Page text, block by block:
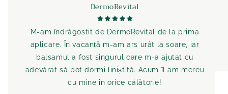
DermoRevital
M-am îndrăgostit de DermoRevital de la prima
aplicare. În vacanță m-am ars urât la soare, iar
balsamul a fost singurul care m-a ajutat cu
adevărat să pot dormi liniștită. Acum îl am mereu
cu mine în orice călătorie!